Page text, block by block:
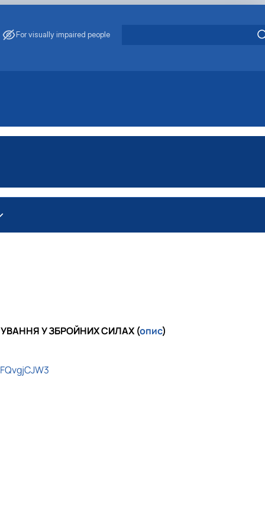
For visually impaired people
У ЗБРОЙНИХ СИЛАХ (опис)